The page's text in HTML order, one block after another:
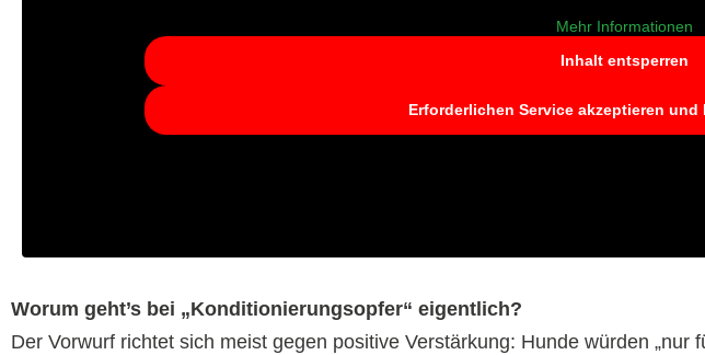
Mehr Informationen
Inhalt entsperren
Erforderlichen Service akzeptieren und
Worum geht’s bei „Konditionierungsopfer“ eigentlich?
Der Vorwurf richtet sich meist gegen positive Verstärkung: Hunde würden